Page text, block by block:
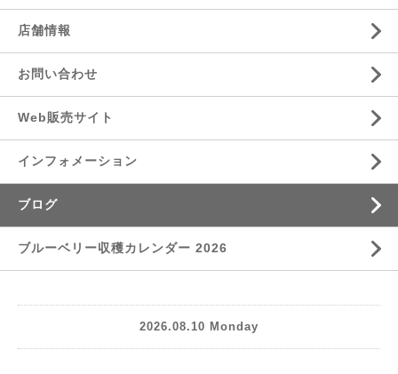
店舗情報
お問い合わせ
Web販売サイト
インフォメーション
ブログ
ブルーベリー収穫カレンダー 2026
2026.08.10 Monday